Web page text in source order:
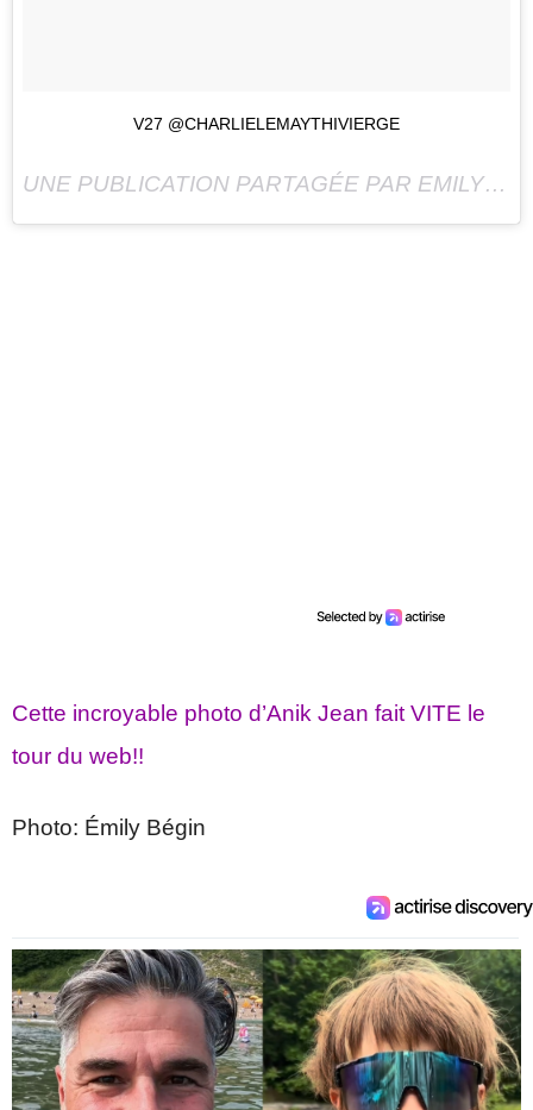
V27 @CHARLIELEMAYTHIVIERGE
UNE PUBLICATION PARTAGÉE PAR EMILY BÉGIN (@EMILYBEGIN) LE
Cette incroyable photo d’Anik Jean fait VITE le
tour du web!!
Photo: Émily Bégin